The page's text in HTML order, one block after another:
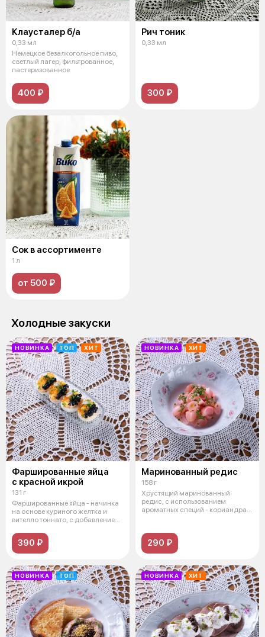
Клаусталер б/а
0,33 мл
Немецкое безалкогольное пиво,
светлый лагер, фильтрованное,
пастеризованное
400 ₽
Рич тоник
0,33 мл
300 ₽
Сок в ассортименте
1 л
от 500 ₽
Холодные закуски
НОВИНКА ТОП ХИТ
Фаршированные яйца
с красной икрой
131 г
Фаршированные яйца - начинка
на основе куриного желтка и
вителло тоннато, с добавлением
390 ₽
НОВИНКА ХИТ
Маринованный редис
158 г
Хрустящий маринованный
редис, с использованием
ароматных специй - кориандра,
290 ₽
НОВИНКА ТОП НОВИНКА ХИТ